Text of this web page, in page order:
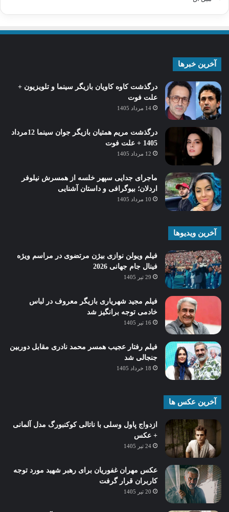
آخرین خبرها
درگذشت کاوه کاویان بازیگر سینما و تلویزیون +
علت فوت
14 مرداد 1405
درگذشت مریم همتیان بازیگر جوان سینما 12مرداد
1405 + علت فوت
12 مرداد 1405
ماجرای جدایی سپهر خلسه از همسرش نیلوفر
اردلان؛ بیوگرافی و داستان آشنایی
10 مرداد 1405
آخرین ویدیوها
فیلم ویولن نوازی بیژن مرتضوی در مراسم ویژه
فینال جام جهانی 2026
29 تیر 1405
فیلم مجید شهریاری بازیگر معروف در لباس
خادمی توجه برانگیز شد
16 تیر 1405
فیلم رفتار عجیب همسر محمد نادری مقابل دوربین
جنجالی شد
18 خرداد 1405
آخرین عکس ها
ازدواج پاول وسلی با ناتالی کوکنبورگ مدل آلمانی
+ عکس
24 تیر 1405
عکس مهران غفوریان برای رهبر شهید مورد توجه
کاربران قرار گرفت
20 تیر 1405